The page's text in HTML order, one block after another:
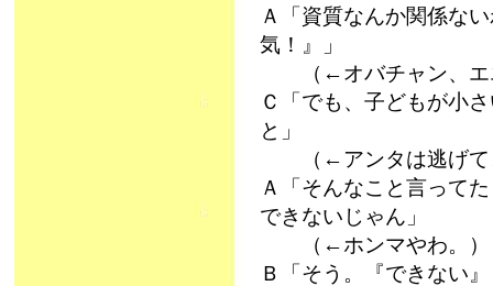
Ａ「資質なんか関係な
気！』」
（←オバチャン、エ
Ｃ「でも、子どもが小
と」
（←アンタは逃げて
Ａ「そんなこと言って
できないじゃん」
（←ホンマやわ。）
Ｂ「そう。『できない